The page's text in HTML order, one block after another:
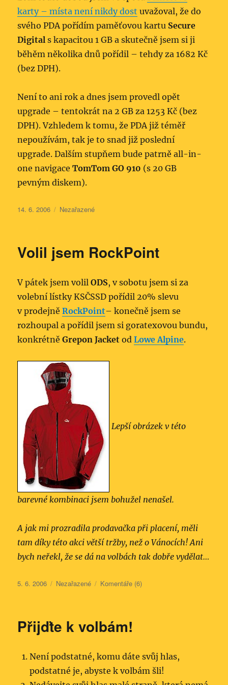
karty – místa není nikdy dost uvažoval, že do
svého PDA pořídím paměťovou kartu Secure
Digital s kapacitou 1 GB a skutečně jsem si ji
běhěm několika dnů pořídil – tehdy za 1682 Kč
(bez DPH).
Není to ani rok a dnes jsem provedl opět
upgrade – tentokrát na 2 GB za 1253 Kč (bez
DPH). Vzhledem k tomu, že PDA již téměř
nepoužívám, tak je to snad již poslední
upgrade. Dalším stupňem bude patrně all-in-
one navigaceTomTom GO 910 (s 20 GB
pevným diskem).
Publikováno:
14. 6. 2006 Rubriky:
Nezařazené
Volil jsem RockPoint
V pátek jsem volilODS, v sobotu jsem si za
volební lístky KSČSSD pořídil 20% slevu
v prodejněRockPoint– konečně jsem se
rozhoupal a pořídil jsem si goratexovou bundu,
konkrétněGrepon Jacket odLowe Alpine.
Lepší obrázek v této
barevné kombinaci jsem bohužel nenašel.
A jak mi prozradila prodavačka při placení, měli
tam díky této akci větší tržby, než o Vánocích! Ani
bych neřekl, že se dá na volbách tak dobře vydělat…
Publikováno:
5. 6. 2006 Rubriky:
Nezařazené Komentáře (6)
Přijďte k volbám!
Není podstatné, komu dáte svůj hlas,
podstatné je, abyste k volbám šli!